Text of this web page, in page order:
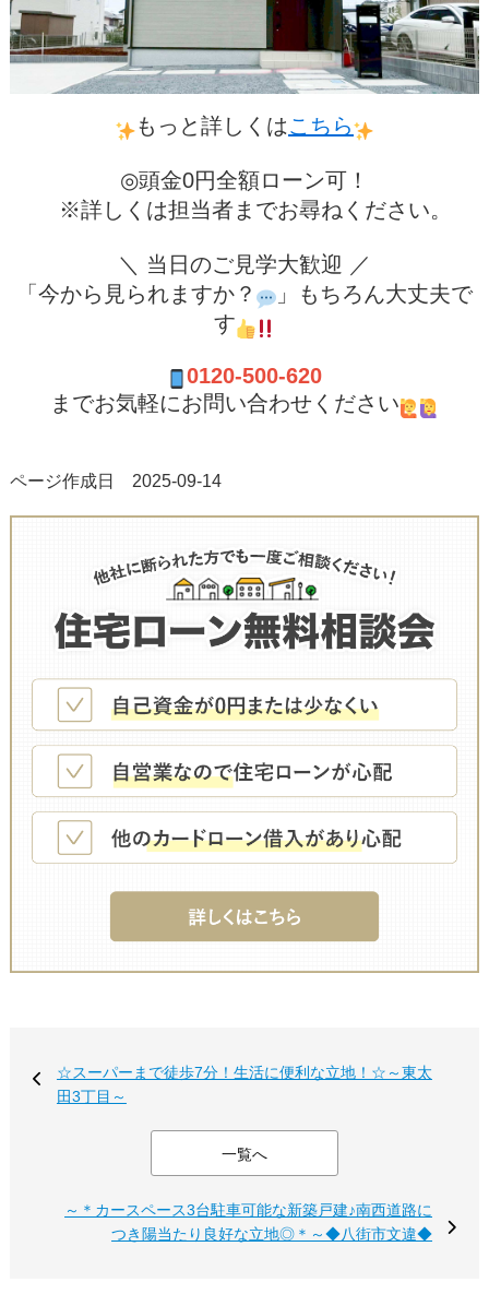
もっと詳しくはこちら
◎頭金0円全額ローン可！
※詳しくは担当者までお尋ねください。
＼ 当日のご見学大歓迎 ／
「今から見られますか？
」もちろん大丈夫で
す
0120-500-620
までお気軽にお問い合わせください
ページ作成日 2025-09-14
☆スーパーまで徒歩7分！生活に便利な立地！☆～東太
田3丁目～
一覧へ
～＊カースペース3台駐車可能な新築戸建♪南西道路に
つき陽当たり良好な立地◎＊～◆八街市文違◆